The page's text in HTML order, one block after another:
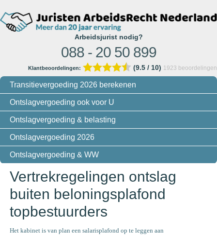
Arbeidsjurist nodig?
088 - 20 50 899
Klantbeoordelingen: (9.5 / 10) 1923 beoordelingen
Transitievergoeding 2026 berekenen
Ontslagvergoeding ook voor U
Ontslagvergoeding & belasting
Ontslagvergoeding 2026
Ontslagvergoeding & WW
Vertrekregelingen ontslag
buiten beloningsplafond
topbestuurders
Het kabinet is van plan een salarisplafond op te leggen aan